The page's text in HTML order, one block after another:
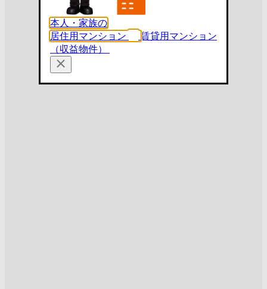
本人・家族の
居住用マンション
賃貸用マンション
（収益物件）